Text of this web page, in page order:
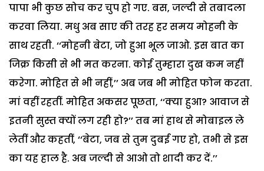
पापा भी कुछ सोच कर चुप हो गए. बस, जल्दी से तबादला
करवा लिया. मधु अब साए की तरह हर समय मोहनी के
साथ रहती. ‘‘मोहनी बेटा, जो हुआ भूल जाओ. इस बात का
जिक्र किसी से भी मत करना. कोई तुम्हारा दुख कम नहीं
करेगा. मोहित से भी नहीं,’’ अब जब भी मोहित फोन करता.
मां वहीं रहतीं. मोहित अकसर पूछता, ‘‘क्या हुआ? आवाज से
इतनी सुस्त क्यों लग रही हो?’’ तब मां हाथ से मोबाइल ले
लेतीं और कहतीं, ‘‘बेटा, जब से तुम दुबई गए हो, तभी से इस
का यह हाल है. अब जल्दी से आओ तो शादी कर दें.’’